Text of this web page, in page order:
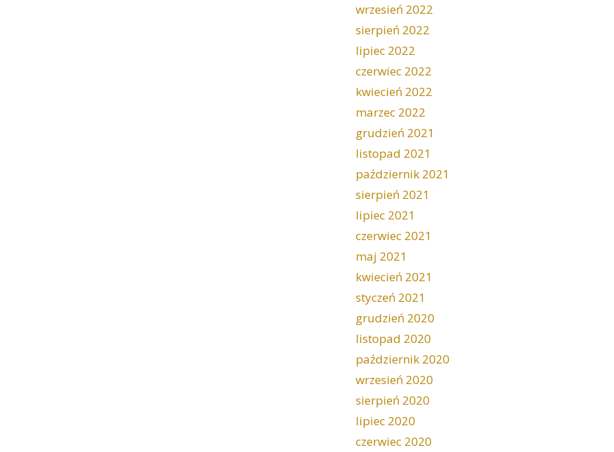
wrzesień 2022
sierpień 2022
lipiec 2022
czerwiec 2022
kwiecień 2022
marzec 2022
grudzień 2021
listopad 2021
październik 2021
sierpień 2021
lipiec 2021
czerwiec 2021
maj 2021
kwiecień 2021
styczeń 2021
grudzień 2020
listopad 2020
październik 2020
wrzesień 2020
sierpień 2020
lipiec 2020
czerwiec 2020